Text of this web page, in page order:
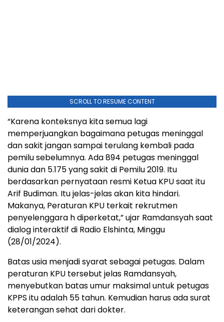
SCROLL TO RESUME CONTENT
“Karena konteksnya kita semua lagi
memperjuangkan bagaimana petugas meninggal
dan sakit jangan sampai terulang kembali pada
pemilu sebelumnya. Ada 894 petugas meninggal
dunia dan 5.175 yang sakit di Pemilu 2019. Itu
berdasarkan pernyataan resmi Ketua KPU saat itu
Arif Budiman. Itu jelas-jelas akan kita hindari.
Makanya, Peraturan KPU terkait rekrutmen
penyelenggara h diperketat,” ujar Ramdansyah saat
dialog interaktif di Radio Elshinta, Minggu
(28/01/2024).
Batas usia menjadi syarat sebagai petugas. Dalam
peraturan KPU tersebut jelas Ramdansyah,
menyebutkan batas umur maksimal untuk petugas
KPPS itu adalah 55 tahun. Kemudian harus ada surat
keterangan sehat dari dokter.